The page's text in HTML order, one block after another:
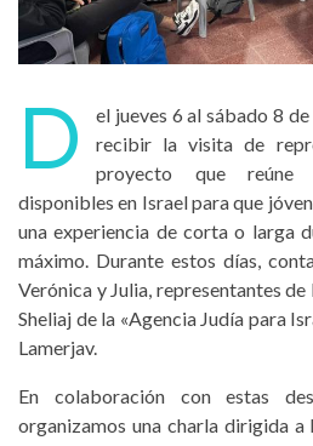
D
el jueves 6 al sábado 8
recibir la visita de
proyecto que reúne
disponibles en Israel para que
una experiencia de corta o larga
máximo. Durante estos días,
Verónica y Julia, representantes de
Sheliaj de la «Agencia Judía para
Lamerjav.
En colaboración con estas
organizamos una charla dirigida a